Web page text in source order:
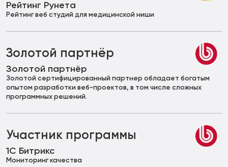
Рейтинг Рунета
Рейтинг веб студий для медицинской ниши
Золотой партнёр
Золотой партнёр
Золотой сертифицированный партнер обладает богатым
опытом разработки веб-проектов, в том числе сложных
программных решений.
Участник программы
1С Битрикс
Мониторинг качества